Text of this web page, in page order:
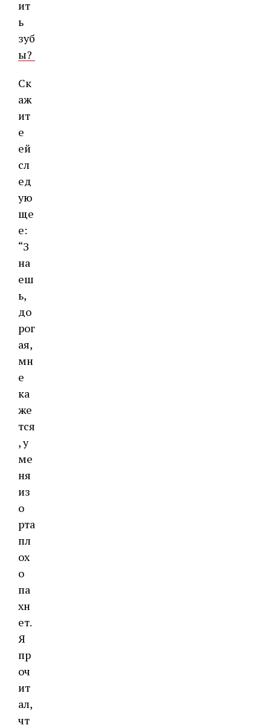
Ск
аж
ит
е
ей
сл
ед
ую
ще
е:
“З
на
еш
ь,
до
рог
ая,
мн
е
ка
же
тся
, у
ме
ня
из
о
рта
пл
ох
о
па
хн
ет.
Я
пр
оч
ит
ал,
чт